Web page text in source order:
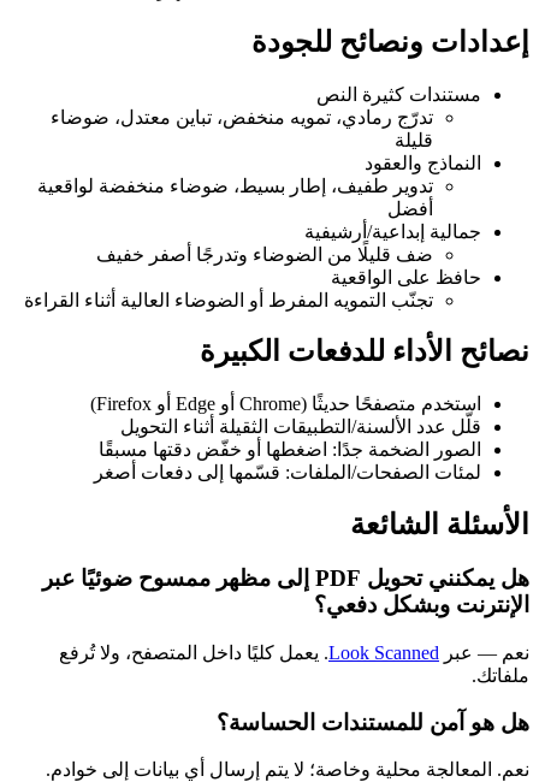
إعدادات ونصائح للجودة
مستندات كثيرة النص
تدرّج رمادي، تمويه منخفض، تباين معتدل، ضوضاء
قليلة
النماذج والعقود
تدوير طفيف، إطار بسيط، ضوضاء منخفضة لواقعية
أفضل
جمالية إبداعية/أرشيفية
ضف قليلًا من الضوضاء وتدرجًا أصفر خفيف
حافظ على الواقعية
تجنّب التمويه المفرط أو الضوضاء العالية أثناء القراءة
نصائح الأداء للدفعات الكبيرة
استخدم متصفحًا حديثًا (Chrome أو Edge أو Firefox)
قلّل عدد الألسنة/التطبيقات الثقيلة أثناء التحويل
الصور الضخمة جدًا: اضغطها أو خفّض دقتها مسبقًا
لمئات الصفحات/الملفات: قسّمها إلى دفعات أصغر
الأسئلة الشائعة
هل يمكنني تحويل PDF إلى مظهر ممسوح ضوئيًا عبر
الإنترنت وبشكل دفعي؟
نعم — عبر Look Scanned. يعمل كليًا داخل المتصفح، ولا تُرفع
ملفاتك.
هل هو آمن للمستندات الحساسة؟
نعم. المعالجة محلية وخاصة؛ لا يتم إرسال أي بيانات إلى خوادم.